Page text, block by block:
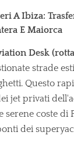
A Ibiza:
E Maiorca
Desk
strade
Questo
jet privati
serene coste di
dei